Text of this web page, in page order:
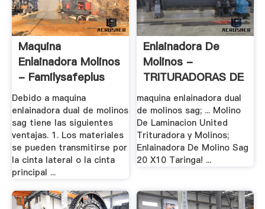
Maquina
Enlainadora Molinos
- Familysafeplus
Debido a maquina
enlainadora dual de molinos
sag tiene las siguientes
ventajas. 1. Los materiales
se pueden transmitirse por
la cinta lateral o la cinta
principal ...
Enlainadora De
Molinos -
TRITURADORAS DE
.
maquina enlainadora dual
de molinos sag; ... Molino
De Laminacion United
Trituradora y Molinos;
Enlainadora De Molino Sag
20 X10 Taringa! ...